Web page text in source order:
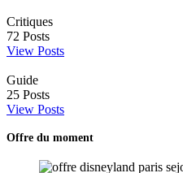
Critiques
72 Posts
View Posts
Guide
25 Posts
View Posts
Offre du moment